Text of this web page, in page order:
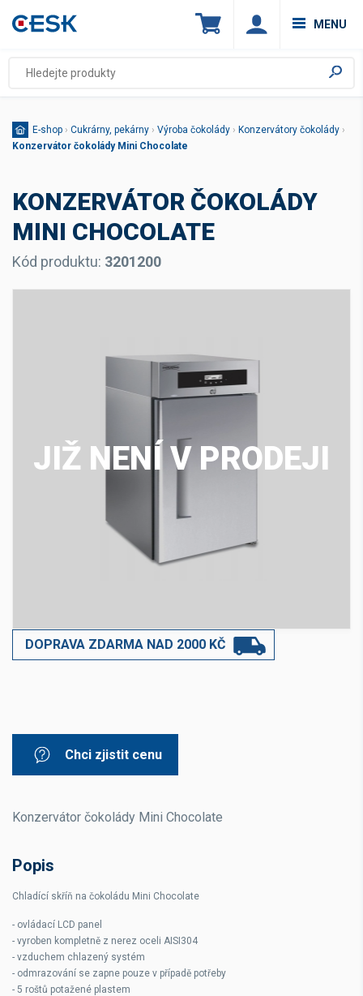
MENU
E-shop › Cukrárny, pekárny › Výroba čokolády › Konzervátory čokolády ›
Konzervátor čokolády Mini Chocolate
KONZERVÁTOR ČOKOLÁDY
MINI CHOCOLATE
Kód produktu: 3201200
JIŽ NENÍ V PRODEJI
DOPRAVA ZDARMA NAD 2000 KČ
Chci zjistit cenu
Konzervátor čokolády Mini Chocolate
Popis
Chladící skříň na čokoládu Mini Chocolate
- ovládací LCD panel
- vyroben kompletně z nerez oceli AISI304
- vzduchem chlazený systém
- odmrazování se zapne pouze v případě potřeby
- 5 roštů potažené plastem